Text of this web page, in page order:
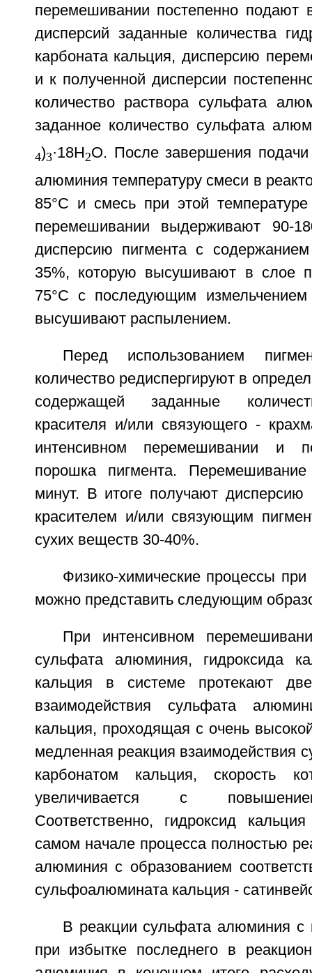
перемешивании постепенно подают
дисперсий заданные количества
карбоната кальция, дисперсию
и к полученной дисперсии
количество раствора сульфата
заданное количество сульфата
4)3·18H2O. После завершения
алюминия температуру смеси в
85°С и смесь при этой
перемешивании выдерживают 90-
дисперсию пигмента с
35%, которую высушивают в слое
75°С с последующим
высушивают распылением.
Перед использованием
количество редиспергируют в
содержащей заданные
красителя и/или связующего -
интенсивном перемешивании и
порошка пигмента.
минут. В итоге получают дисперсию
красителем и/или связующим
сухих веществ 30-40%.
Физико-химические процессы
можно представить следующим
При интенсивном
сульфата алюминия, гидроксида
кальция в системе протекают
взаимодействия сульфата
кальция, проходящая с очень
медленная реакция взаимодействия
карбонатом кальция, скорость
увеличивается с
Соответственно, гидроксид
самом начале процесса полностью
алюминия с образованием
сульфоалюмината кальция -
В реакции сульфата алюминия с
при избытке последнего в